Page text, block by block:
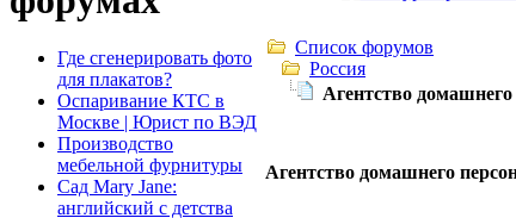
Где сгенерировать фото
для плакатов?
Оспаривание КТС в
Москве | Юрист по ВЭД
Производство
мебельной фурнитуры
Сад Mary Jane:
английский с детства
Список форумов
Россия
Агентство
Агентство домашнего